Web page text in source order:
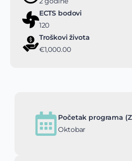
ECTS bodovi
120
Troškovi života
€1,000.00
Početak programa
Oktobar